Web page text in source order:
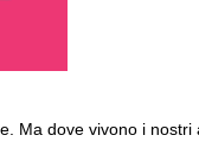
Ma dove vivono i